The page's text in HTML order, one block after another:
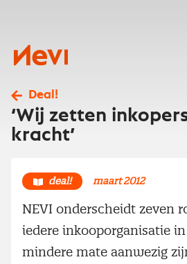
Nevi
Deal!
‘Wij zetten
kracht’
deal! maart 2012
NEVI onderscheidt zeven
iedere inkooporganisatie
mindere mate aanwezig